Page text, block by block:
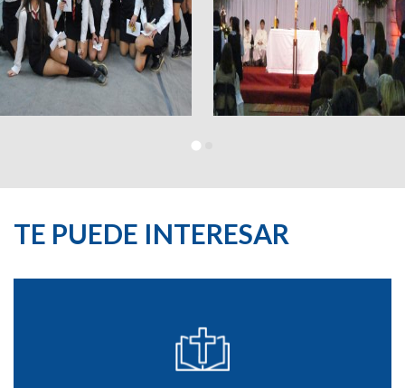
TE PUEDE INTERESAR